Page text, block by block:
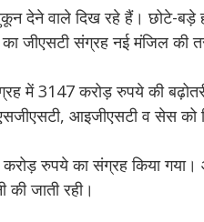
वाले दिख रहे हैं। छोटे-बड़े हर
जीएसटी संग्रह नई मंजिल की
संग्रह में 3147 करोड़ रुपये की
आइजीएसटी व सेस
करोड़ रुपये का संग्रह किया
की जाती रही।